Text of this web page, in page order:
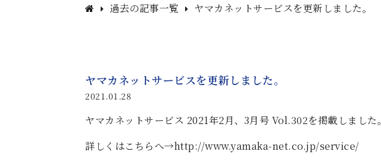
過去の記事一覧 ヤマカネットサービスを更新しました。
ヤマカネットサービスを更新しました。
2021.01.28
ヤマカネットサービス 2021年2月、3月号 Vol.302を掲載しました。
詳しくはこちらへ→http://www.yamaka-net.co.jp/service/